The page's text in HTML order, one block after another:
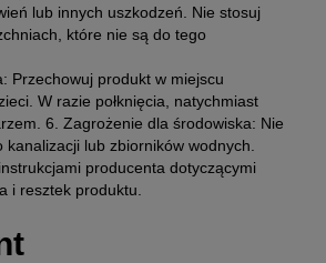
lub innych uszkodzeń. Nie stosuj
które nie są do tego
Przechowuj produkt w miejscu
W razie połknięcia, natychmiast
6. Zagrożenie dla środowiska: Nie
lub zbiorników wodnych.
producenta dotyczącymi
i resztek produktu.